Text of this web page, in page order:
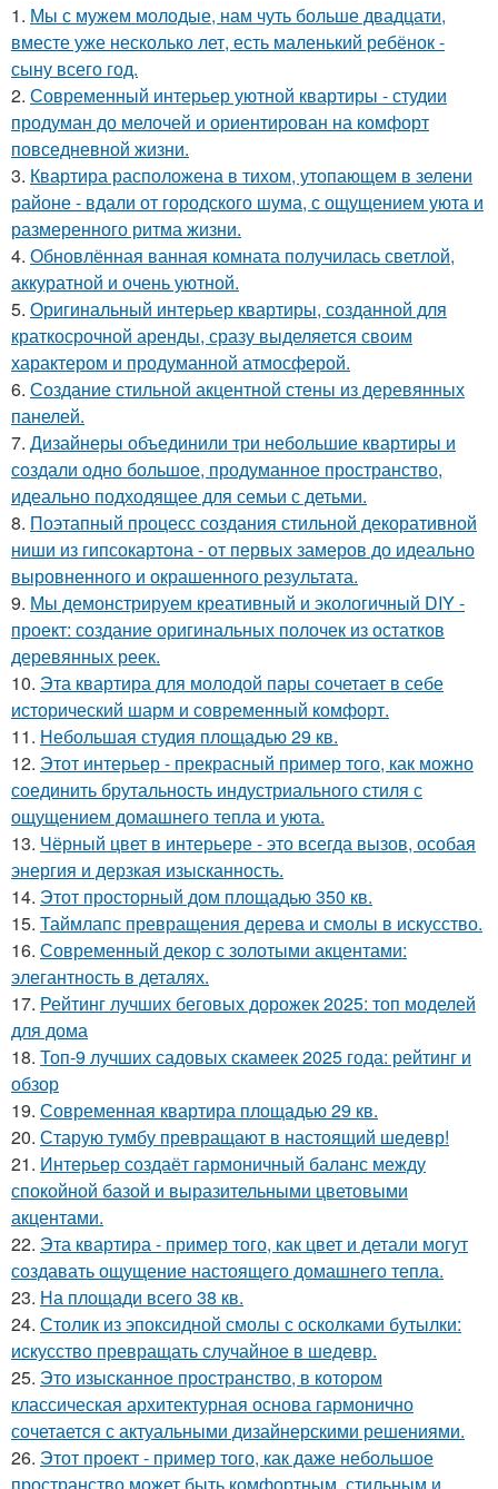
1. Мы с мужем молодые, нам чуть больше двадцати,
вместе уже несколько лет, есть маленький ребёнок -
сыну всего год.
2. Современный интерьер уютной квартиры - студии
продуман до мелочей и ориентирован на комфорт
повседневной жизни.
3. Квартира расположена в тихом, утопающем в зелени
районе - вдали от городского шума, с ощущением уюта и
размеренного ритма жизни.
4. Обновлённая ванная комната получилась светлой,
аккуратной и очень уютной.
5. Оригинальный интерьер квартиры, созданной для
краткосрочной аренды, сразу выделяется своим
характером и продуманной атмосферой.
6. Создание стильной акцентной стены из деревянных
панелей.
7. Дизайнеры объединили три небольшие квартиры и
создали одно большое, продуманное пространство,
идеально подходящее для семьи с детьми.
8. Поэтапный процесс создания стильной декоративной
ниши из гипсокартона - от первых замеров до идеально
выровненного и окрашенного результата.
9. Мы демонстрируем креативный и экологичный DIY -
проект: создание оригинальных полочек из остатков
деревянных реек.
10. Эта квартира для молодой пары сочетает в себе
исторический шарм и современный комфорт.
11. Небольшая студия площадью 29 кв.
12. Этот интерьер - прекрасный пример того, как можно
соединить брутальность индустриального стиля с
ощущением домашнего тепла и уюта.
13. Чёрный цвет в интерьере - это всегда вызов, особая
энергия и дерзкая изысканность.
14. Этот просторный дом площадью 350 кв.
15. Таймлапс превращения дерева и смолы в искусство.
16. Современный декор с золотыми акцентами:
элегантность в деталях.
17. Рейтинг лучших беговых дорожек 2025: топ моделей
для дома
18. Топ-9 лучших садовых скамеек 2025 года: рейтинг и
обзор
19. Современная квартира площадью 29 кв.
20. Старую тумбу превращают в настоящий шедевр!
21. Интерьер создаёт гармоничный баланс между
спокойной базой и выразительными цветовыми
акцентами.
22. Эта квартира - пример того, как цвет и детали могут
создавать ощущение настоящего домашнего тепла.
23. На площади всего 38 кв.
24. Столик из эпоксидной смолы с осколками бутылки:
искусство превращать случайное в шедевр.
25. Это изысканное пространство, в котором
классическая архитектурная основа гармонично
сочетается с актуальными дизайнерскими решениями.
26. Этот проект - пример того, как даже небольшое